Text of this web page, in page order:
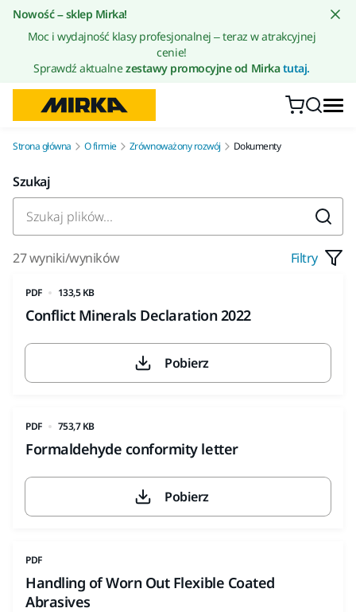
Nowość – sklep Mirka!
Moc i wydajność klasy profesjonalnej – teraz w atrakcyjnej
cenie!
Sprawdź aktualnezestawy promocyjne od Mirkatutaj.
Strona główna O firmie Zrównoważony rozwój Dokumenty
Szukaj
27 wyniki/wyników Filtry
PDF 133,5 KB
Conflict Minerals Declaration 2022
Pobierz
PDF 753,7 KB
Formaldehyde conformity letter
Pobierz
PDF
Handling of Worn Out Flexible Coated
Abrasives